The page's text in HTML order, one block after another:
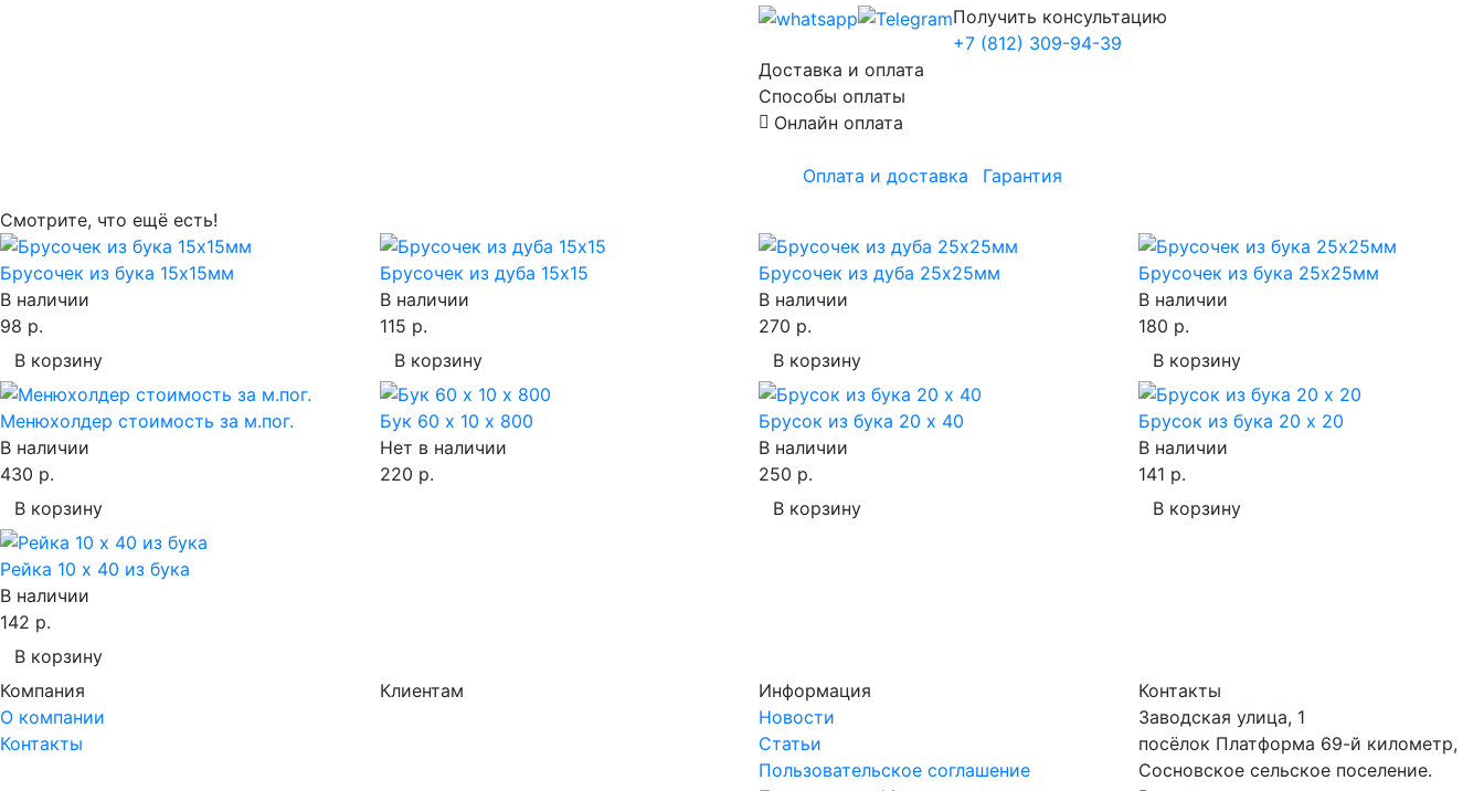
Получить консультацию
+7 (812) 309-94-39
Доставка и оплата
Способы оплаты
Онлайн оплата
Оплата и доставка
Гарантия
Смотрите, что ещё есть!
Брусочек из бука 15х15мм
В наличии
98 р.
В корзину
Брусочек из дуба 15х15
В наличии
115 р.
В корзину
Брусочек из дуба 25х25мм
В наличии
270 р.
В корзину
Брусочек из бука 25х25мм
В наличии
180 р.
В корзину
Менюхолдер стоимость за м.пог.
В наличии
430 р.
В корзину
Бук 60 х 10 х 800
Нет в наличии
220 р.
Брусок из бука 20 х 40
В наличии
250 р.
В корзину
Брусок из бука 20 х 20
В наличии
141 р.
В корзину
Рейка 10 х 40 из бука
В наличии
142 р.
В корзину
Компания
О компании
Контакты
Клиентам
Информация
Новости
Статьи
Пользовательское соглашение
Контакты
Заводская улица, 1
посёлок Платформа 69-й километр,
Сосновское сельское поселение.